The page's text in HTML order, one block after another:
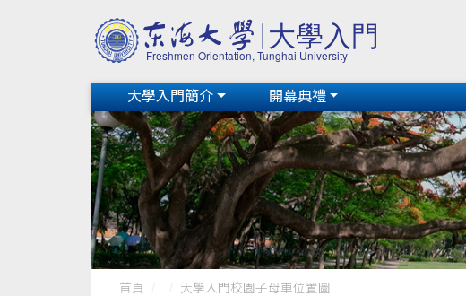
大學入門簡介 開幕典禮
首頁 大學入門校園子母車位置圖